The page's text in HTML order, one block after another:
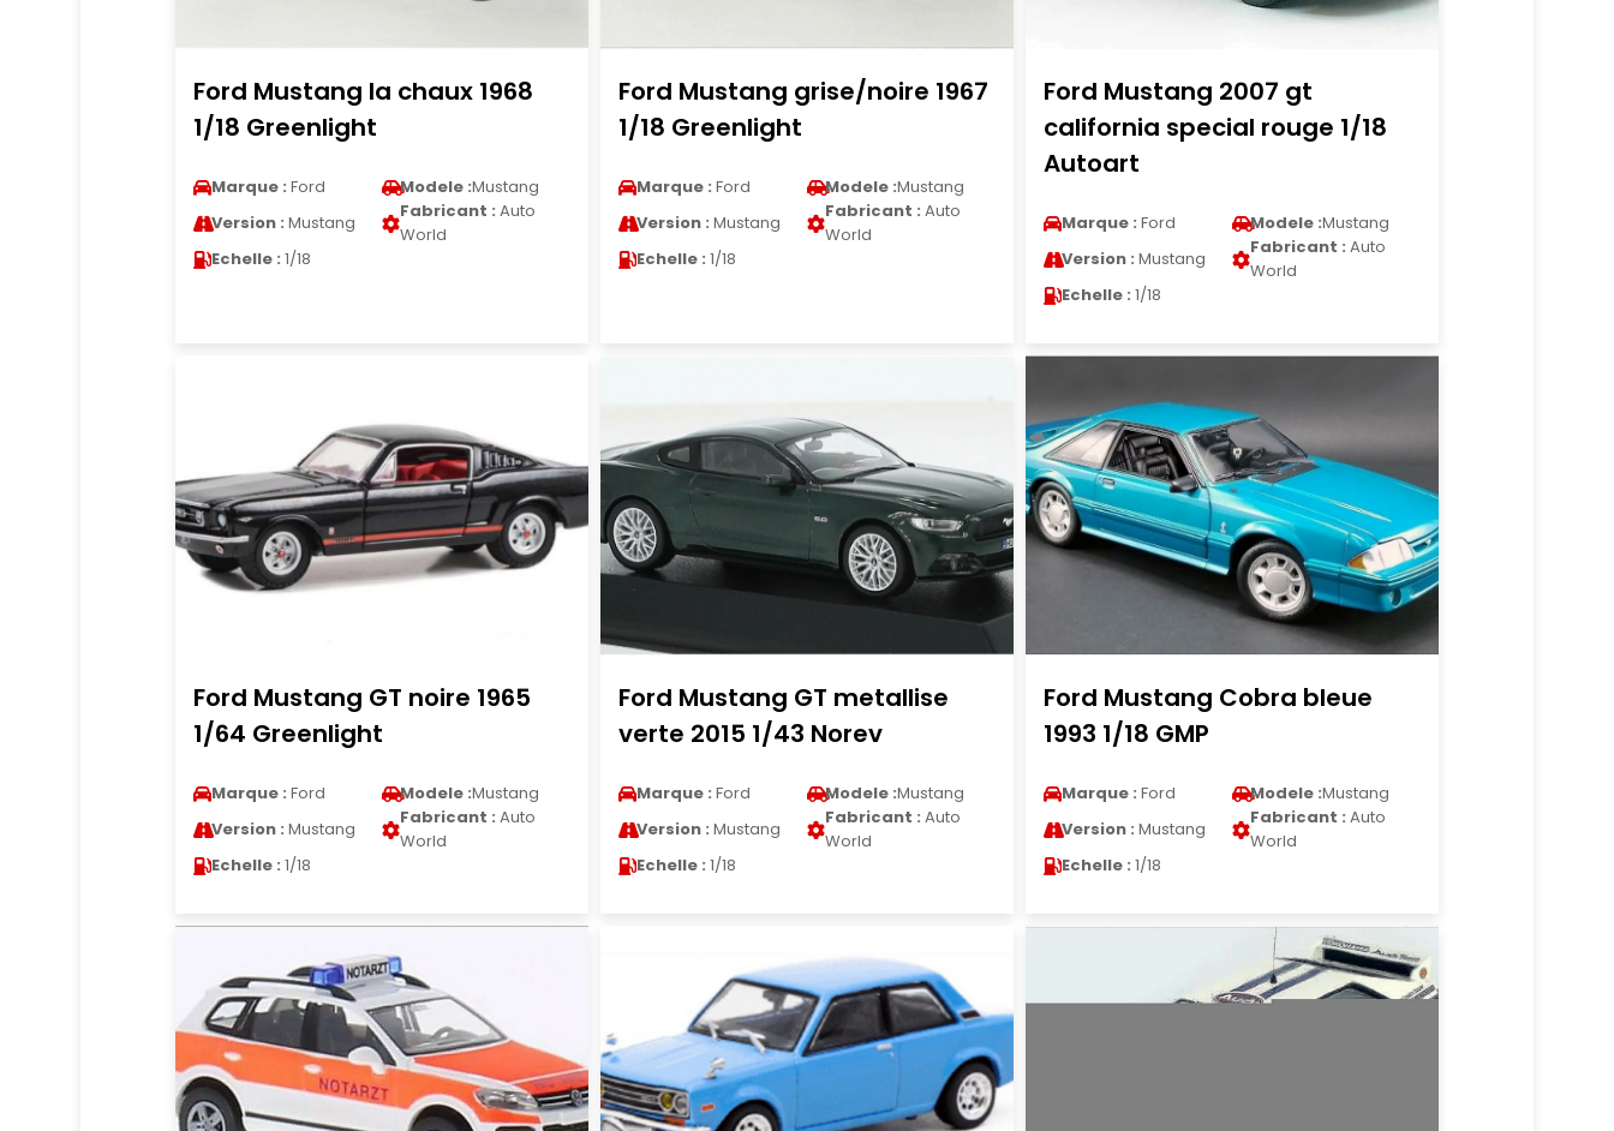
Ford Mustang la chaux 1968
1/18 Greenlight
Marque : Ford Modele :Mustang
Version : Mustang
Fabricant : Auto
World
Echelle : 1/18
Ford Mustang grise/noire 1967
1/18 Greenlight
Marque : Ford Modele :Mustang
Version : Mustang
Fabricant : Auto
World
Echelle : 1/18
Ford Mustang 2007 gt
california special rouge 1/18
Autoart
Marque : Ford Modele :Mustang
Version : Mustang
Fabricant : Auto
World
Echelle : 1/18
Ford Mustang GT noire 1965
1/64 Greenlight
Marque : Ford Modele :Mustang
Version : Mustang
Fabricant : Auto
World
Echelle : 1/18
Ford Mustang GT metallise
verte 2015 1/43 Norev
Marque : Ford Modele :Mustang
Version : Mustang
Fabricant : Auto
World
Echelle : 1/18
Ford Mustang Cobra bleue
1993 1/18 GMP
Marque : Ford Modele :Mustang
Version : Mustang
Fabricant : Auto
World
Echelle : 1/18